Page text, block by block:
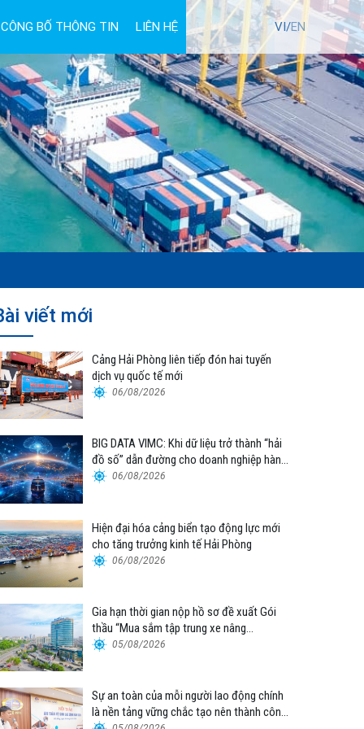
CÔNG BỐ THÔNG TIN LIÊN HỆ TUYỂN DỤNG VI/EN
viết mới
Cảng Hải Phòng liên tiếp đón hai tuyến
dịch vụ quốc tế mới
06/08/2026
BIG DATA VIMC: Khi dữ liệu trở thành “hải
đồ số” dẫn đường cho doanh nghiệp hàng
hải 06/08/2026
Hiện đại hóa cảng biển tạo động lực mới
cho tăng trưởng kinh tế Hải Phòng
06/08/2026
Gia hạn thời gian nộp hồ sơ đề xuất Gói
thầu “Mua sắm tập trung xe nâng
container thuộc Tổng công ty Hàng hải
05/08/2026
Sự an toàn của mỗi người lao động chính
là nền tảng vững chắc tạo nên thành công